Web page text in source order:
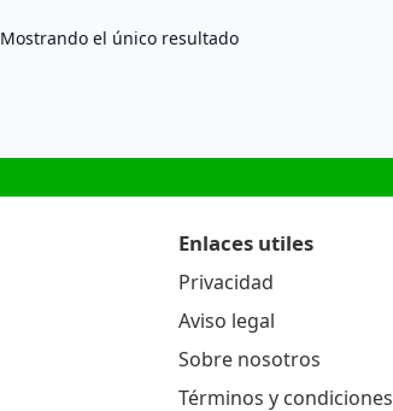
Mostrando el único resultado
Enlaces utiles
Privacidad
Aviso legal
Sobre nosotros
Términos y condiciones